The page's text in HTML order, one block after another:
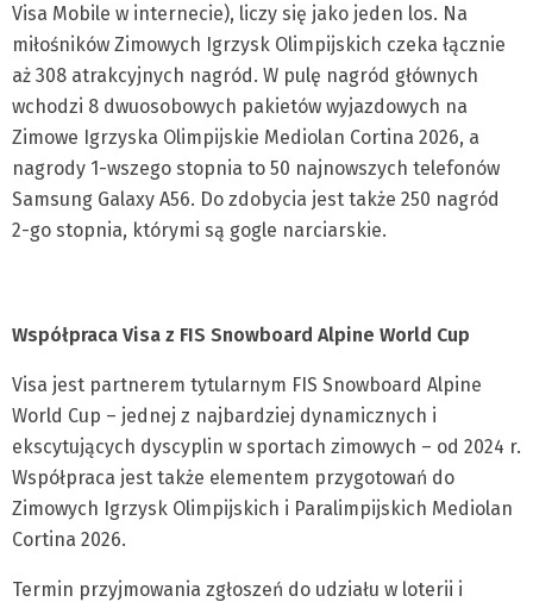
Visa Mobile w internecie), liczy się jako jeden los. Na
miłośników Zimowych Igrzysk Olimpijskich czeka łącznie
aż 308 atrakcyjnych nagród. W pulę nagród głównych
wchodzi 8 dwuosobowych pakietów wyjazdowych na
Zimowe Igrzyska Olimpijskie Mediolan Cortina 2026, a
nagrody 1-wszego stopnia to 50 najnowszych telefonów
Samsung Galaxy A56. Do zdobycia jest także 250 nagród
2-go stopnia, którymi są gogle narciarskie.
Współpraca Visa z FIS Snowboard Alpine World Cup
Visa jest partnerem tytularnym FIS Snowboard Alpine
World Cup – jednej z najbardziej dynamicznych i
ekscytujących dyscyplin w sportach zimowych – od 2024 r.
Współpraca jest także elementem przygotowań do
Zimowych Igrzysk Olimpijskich i Paralimpijskich Mediolan
Cortina 2026.
Termin przyjmowania zgłoszeń do udziału w loterii i